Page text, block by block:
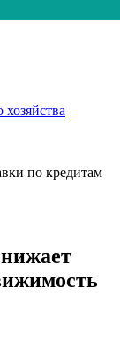
по кредитам